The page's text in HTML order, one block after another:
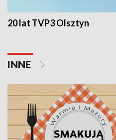
20 lat TVP3 Olsztyn
INNE